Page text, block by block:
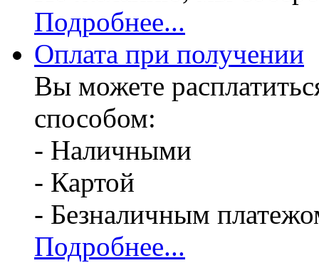
Подробнее...
Оплата при получении
Вы можете
способом:
- Наличными
- Картой
- Безналичным
Подробнее...